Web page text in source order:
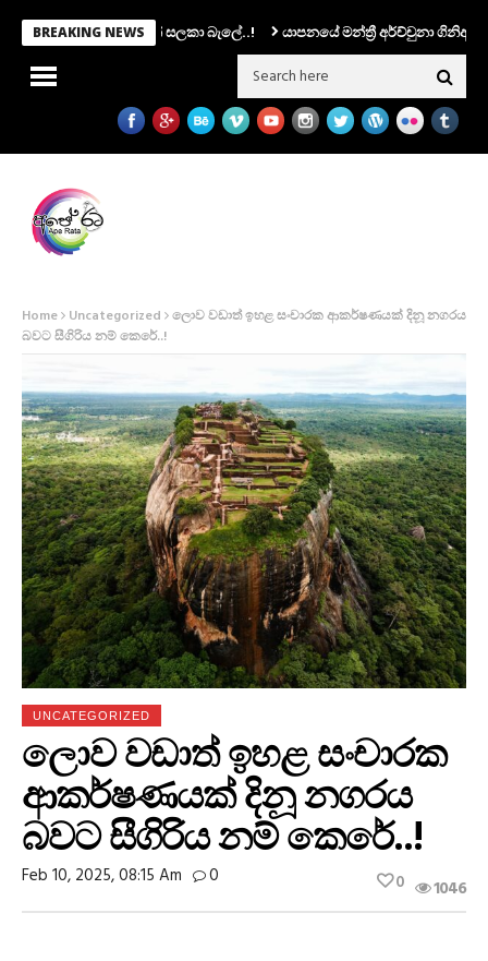
BREAKING NEWS
සලකා බැලේ..! යාපනයේ මන්ත්‍රී අර්ච්චුනා ගිනිඅවියක් අතැතිව
Home Uncategorized ලොව වඩාත් ඉහළ සංචාරක ආකර්ෂණයක් දිනූ නගරය
බවට සීගිරිය නම් කෙරේ..!
UNCATEGORIZED
ලොව වඩාත් ඉහළ සංචාරක
ආකර්ෂණයක් දිනූ නගරය
බවට සීගිරිය නම් කෙරේ..!
Feb 10, 2025, 08:15 Am 0 1046
0